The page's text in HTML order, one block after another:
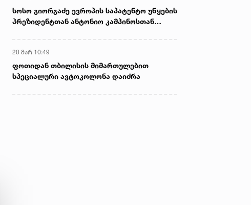
სოსო გიორგაძე ევროპის საპატენტო უწყების
პრეზიდენტთან ანტონიო კამპინოსთან
20 მარ 10:49
ფოთიდან თბილისის მიმართულებით
სპეციალური ავტოკოლონა დაიძრა